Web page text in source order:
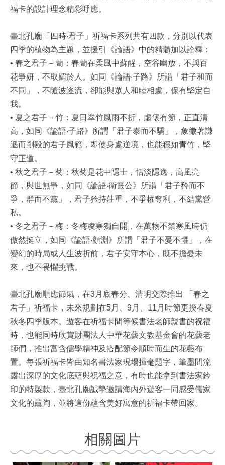
福卡的設計理念精彩呼應。
臺北孔廟「四時‧君子」祈福卡系列共有四款，分別以代表
四季的植物為主題，並援引《論語》中的精髓加以詮釋：
• 春之君子－蘭：春蘭在柔風中蘇醒，空谷幽放，不與百
花爭妍，不取媚於人。如同《論語‧子路》所謂「君子和而
不同」，不隨波逐流，卻能與眾人和睦相處，保有堅定自
我。
• 夏之君子－竹：夏日翠竹風雨不折，虛懷有節，正直清
高，如同《論語‧子路》所謂「君子泰而不驕」，象徵著謙
遜而剛毅的君子風範，即使身處逆境，也能穩如青竹，堅
守正道。
• 秋之君子－菊：秋菊是花中隱士，恬淡隱逸，高風亮
節，與世無爭，如同《論語‧衛靈公》所謂「君子矜而不
爭，群而不黨」，君子矜持莊重，不爭權奪利，不結黨營
私。
• 冬之君子－梅：冬梅凌寒獨自開，在萬物不禁寒風時仍
傲然挺立，如同《論語‧顏淵》所謂「君子不憂不懼」，在
變幻的時局或人生波折前，君子安守本心，既不擔憂未
來，也不畏懼挑戰。
臺北孔廟順應節氣，在3月底春分、清明交際推出 「春之
君子」祈福卡，未來規劃在5月、9月、11月時節更換春夏
秋冬四季版本。遊客在祈福卡間等候書法老師親書的祝福
時，也能同時欣賞財團法人中華花藝文教基金會的花藝老
師們，推出富含儒學精神及搭配節令順時而生的花藝布
置。每張祈福卡皆由知名書法家現場揮毫題字，筆墨間流
露出深厚的文化底蘊與祝福之意，有時也能拿到書法家鈐
印的特製款，臺北孔廟誠摯邀請海內外遊客一同感受儒家
文化的薰陶，並將這份蘊含美好寓意的祈福卡帶回家。
相關圖片